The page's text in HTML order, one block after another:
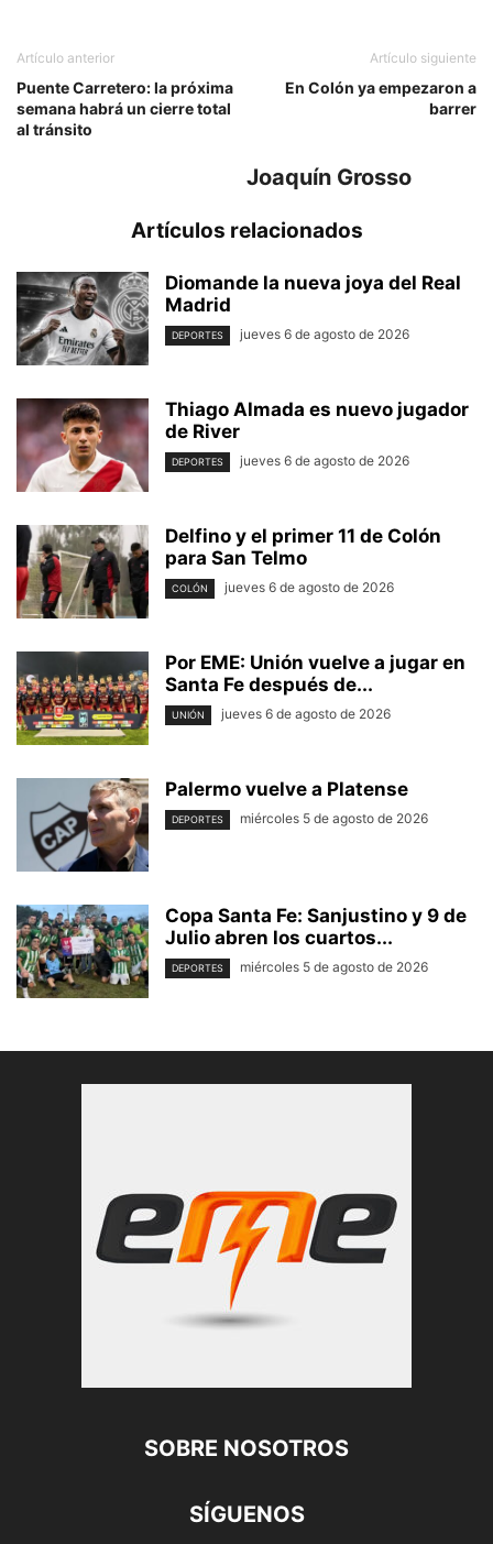
Artículo anterior
Puente Carretero: la próxima
semana habrá un cierre total
al tránsito
Artículo siguiente
En Colón ya empezaron a
barrer
Joaquín Grosso
Artículos relacionados
Diomande la nueva joya del Real
Madrid
DEPORTES jueves 6 de agosto de 2026
Thiago Almada es nuevo jugador
de River
DEPORTES jueves 6 de agosto de 2026
Delfino y el primer 11 de Colón
para San Telmo
COLÓN jueves 6 de agosto de 2026
Por EME: Unión vuelve a jugar en
Santa Fe después de...
UNIÓN jueves 6 de agosto de 2026
Palermo vuelve a Platense
DEPORTES miércoles 5 de agosto de 2026
Copa Santa Fe: Sanjustino y 9 de
Julio abren los cuartos...
DEPORTES miércoles 5 de agosto de 2026
SOBRE NOSOTROS
SÍGUENOS